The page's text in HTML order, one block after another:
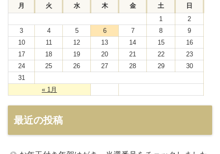
月 火 水 木 金 土 日
« 1月
1
2
3
4 5 6 7 8
9
10
11 12 13 14 15
16
17
18 19 20 21 22
23
24
25 26 27 28 29
30
31
最近の投稿